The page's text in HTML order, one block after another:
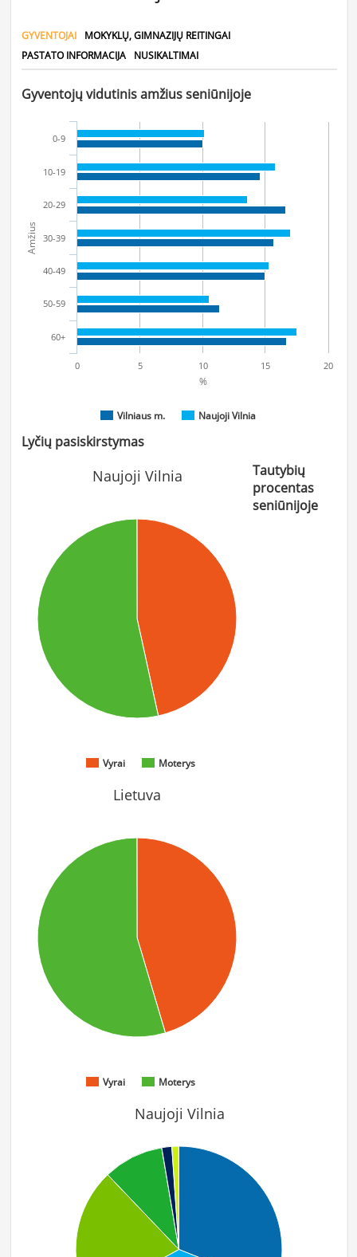
GYVENTOJAI
MOKYKLŲ, GIMNAZIJŲ REITINGAI
PASTATO INFORMACIJA
NUSIKALTIMAI
Gyventojų vidutinis amžius seniūnijoje
Amžius
%
Vilniaus m. Naujoji Vilnia
0-9
10-19
20-29
30-39
40-49
50-59
60+
0 5 10 15 20
Lyčių pasiskirstymas
Naujoji Vilnia
Vyrai Moterys
Lietuva
Vyrai Moterys
Tautybių
procentas
seniūnijoje
Naujoji Vilnia